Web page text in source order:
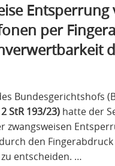
Entsperrung
per
Bundesgerichtshofs
StR 193/23)hatte der
zwangsweisen
den Fingerabdruck
entscheiden. …